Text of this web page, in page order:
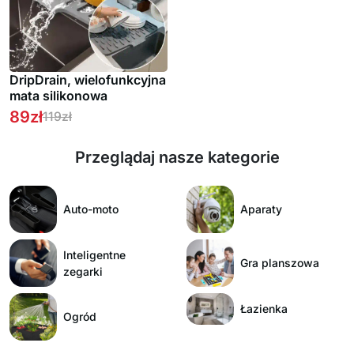
DripDrain, wielofunkcyjna
mata silikonowa
89zł119zł
Przeglądaj nasze kategorie
Auto-moto Aparaty
Inteligentne
zegarki
Gra planszowa
Ogród
Łazienka